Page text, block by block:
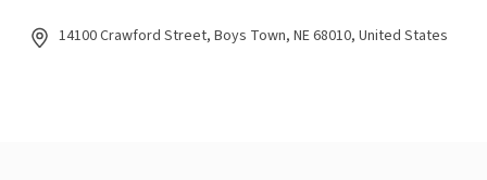
14100 Crawford Street, Boys Town, NE 68010, United States